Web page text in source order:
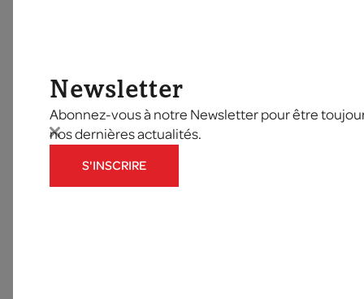
Newsletter
Abonnez-vous à notre Newsletter pour être
nos dernières actualités.
S'INSCRIRE